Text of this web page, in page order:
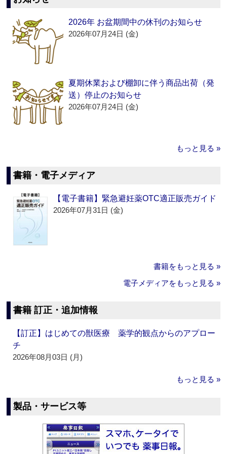
2026年 お盆期間中の休刊のお知らせ
2026年07月24日 (金)
夏期休業および棚卸に伴う商品出荷（発
送）停止のお知らせ
2026年07月24日 (金)
もっと見る »
書籍・電子メディア
【電子書籍】緊急避妊薬OTC適正販売ガイド
2026年07月31日 (金)
書籍をもっと見る »
電子メディアをもっと見る »
書籍 訂正・追加情報
【訂正】はじめての獣医療 薬学的観点からのアプロー
チ
2026年08月03日 (月)
もっと見る »
製品・サービス等